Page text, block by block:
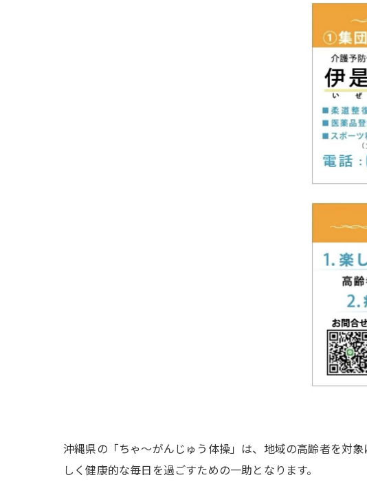
沖縄県の「ちゃ～がんじゅう体操」は、地域の高齢者を対
しく健康的な毎日を過ごすための一助となります。